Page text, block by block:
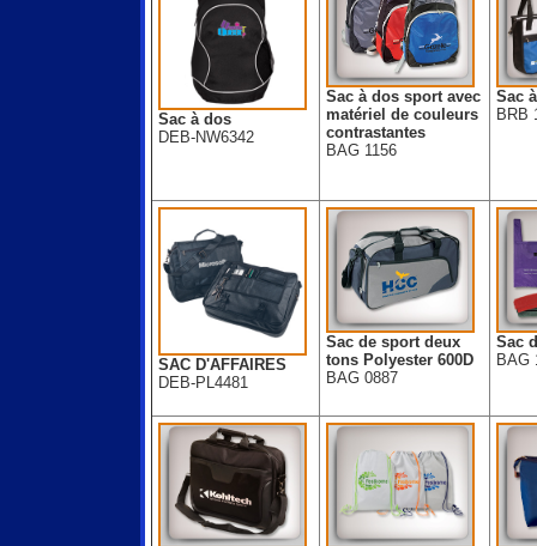
Sac à dos
DEB-NW6342
Sac à dos sport avec
matériel de couleurs
contrastantes
BAG 1156
Sac
BRB
SAC D'AFFAIRES
DEB-PL4481
Sac de sport deux
tons Polyester 600D
BAG 0887
Sac
BAG